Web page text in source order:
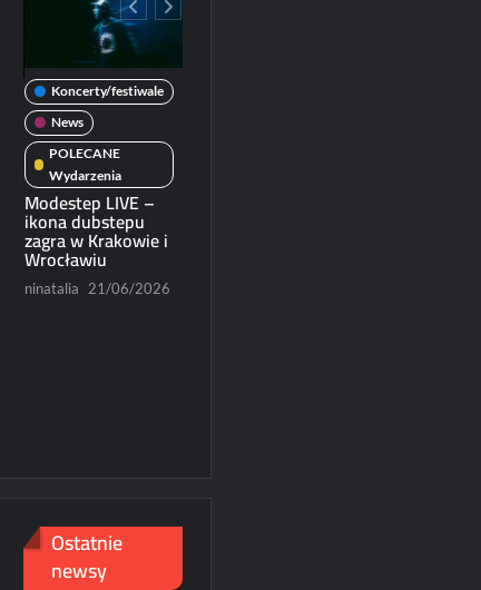
Koncerty/festiwale
News
POLECANE
Wydarzenia
Modestep LIVE –
ikona dubstepu
zagra w Krakowie i
Wrocławiu
ninatalia 21/06/2026
Ostatnie
newsy